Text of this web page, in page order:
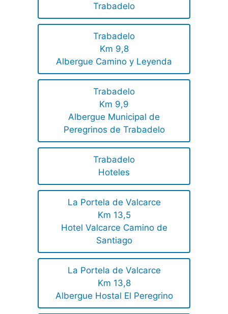
Trabadelo
Trabadelo
Km 9,8
Albergue Camino y Leyenda
Trabadelo
Km 9,9
Albergue Municipal de
Peregrinos de Trabadelo
Trabadelo
Hoteles
La Portela de Valcarce
Km 13,5
Hotel Valcarce Camino de
Santiago
La Portela de Valcarce
Km 13,8
Albergue Hostal El Peregrino